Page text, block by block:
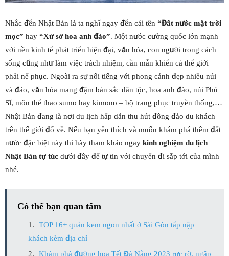
Nhắc đến Nhật Bản là ta nghĩ ngay đến cái tên “Đất nước mặt trời
mọc” hay “Xứ sở hoa anh đào”. Một nước cường quốc lớn mạnh
với nền kinh tế phát triển hiện đại, văn hóa, con người trong cách
sống cũng như làm việc trách nhiệm, cần mẫn khiến cả thế giới
phải nể phục. Ngoài ra sự nổi tiếng với phong cảnh đẹp nhiều núi
và đảo, văn hóa mang đậm bản sắc dân tộc, hoa anh đào, núi Phú
Sĩ, môn thể thao sumo hay kimono – bộ trang phục truyền thống,…
Nhật Bản đang là nơi du lịch hấp dẫn thu hút đông đảo du khách
trên thế giới đổ về. Nếu bạn yêu thích và muốn khám phá thêm đất
nước đặc biệt này thì hãy tham khảo ngay kinh nghiệm du lịch
Nhật Bản tự túc dưới đây để tự tin với chuyến đi sắp tới của mình
nhé.
Có thể bạn quan tâm
TOP 16+ quán kem ngon nhất ở Sài Gòn tấp nập
khách kèm địa chỉ
Khám phá đường hoa Tết Đà Nẵng 2023 rực rỡ, ngập